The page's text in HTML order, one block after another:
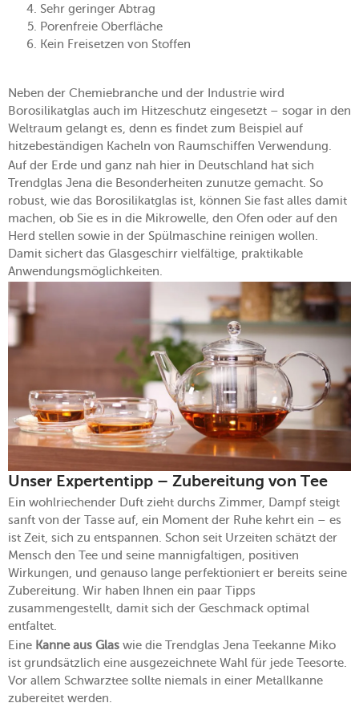
Sehr geringer Abtrag
Porenfreie Oberfläche
Kein Freisetzen von Stoffen
Neben der Chemiebranche und der Industrie wird
Borosilikatglas auch im Hitzeschutz eingesetzt – sogar in den
Weltraum gelangt es, denn es findet zum Beispiel auf
hitzebeständigen Kacheln von Raumschiffen Verwendung.
Auf der Erde und ganz nah hier in Deutschland hat sich
Trendglas Jena die Besonderheiten zunutze gemacht. So
robust, wie das Borosilikatglas ist, können Sie fast alles damit
machen, ob Sie es in die Mikrowelle, den Ofen oder auf den
Herd stellen sowie in der Spülmaschine reinigen wollen.
Damit sichert das Glasgeschirr vielfältige, praktikable
Anwendungsmöglichkeiten.
Unser Expertentipp – Zubereitung von Tee
Ein wohlriechender Duft zieht durchs Zimmer, Dampf steigt
sanft von der Tasse auf, ein Moment der Ruhe kehrt ein – es
ist Zeit, sich zu entspannen. Schon seit Urzeiten schätzt der
Mensch den Tee und seine mannigfaltigen, positiven
Wirkungen, und genauso lange perfektioniert er bereits seine
Zubereitung. Wir haben Ihnen ein paar Tipps
zusammengestellt, damit sich der Geschmack optimal
entfaltet.
Eine Kanne aus Glas wie die Trendglas Jena Teekanne Miko
ist grundsätzlich eine ausgezeichnete Wahl für jede Teesorte.
Vor allem Schwarztee sollte niemals in einer Metallkanne
zubereitet werden.